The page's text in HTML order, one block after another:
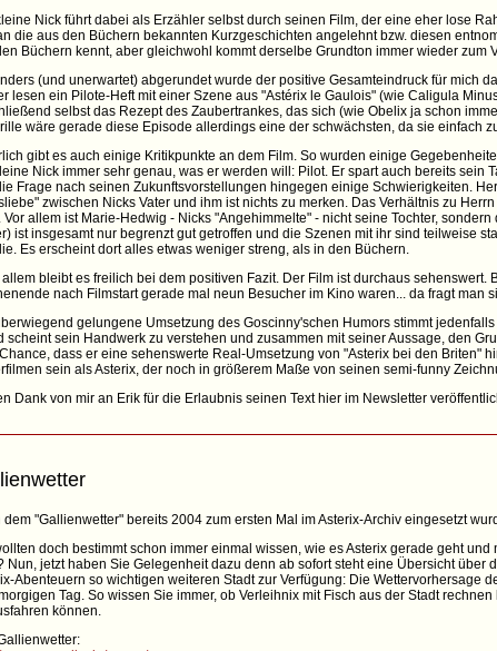
Nick führt dabei als Erzähler selbst durch seinen Film, der eine eher lose
die aus den Büchern bekannten Kurzgeschichten angelehnt bzw. diesen
Büchern kennt, aber gleichwohl kommt derselbe Grundton immer wieder zum
(und unerwartet) abgerundet wurde der positive Gesamteindruck für mich
lesen ein Pilote-Heft mit einer Szene aus "Astérix le Gaulois" (wie Caligula
selbst das Rezept des Zaubertrankes, das sich (wie Obelix ja schon
wäre gerade diese Episode allerdings eine der schwächsten, da sie einfach
gibt es auch einige Kritikpunkte an dem Film. So wurden einige
Nick immer sehr genau, was er werden will: Pilot. Er spart auch bereits
Frage nach seinen Zukunftsvorstellungen hingegen einige Schwierigkeiten.
zwischen Nicks Vater und ihm ist nichts zu merken. Das Verhältnis zu
Vor allem ist Marie-Hedwig - Nicks "Angehimmelte" - nicht seine Tochter,
ist insgesamt nur begrenzt gut getroffen und die Szenen mit ihr sind teilweise
Es erscheint dort alles etwas weniger streng, als in den Büchern.
allem bleibt es freilich bei dem positiven Fazit. Der Film ist durchaus
nach Filmstart gerade mal neun Besucher im Kino waren... da fragt
gelungene Umsetzung des Goscinny'schen Humors stimmt
scheint sein Handwerk zu verstehen und zusammen mit seiner Aussage, den
dass er eine sehenswerte Real-Umsetzung von "Asterix bei den Briten"
sein als Asterix, der noch in größerem Maße von seinen semi-funny
Dank von mir an Erik für die Erlaubnis seinen Text hier im Newsletter
dem "Gallienwetter" bereits 2004 zum ersten Mal im Asterix-Archiv eingesetzt
doch bestimmt schon immer einmal wissen, wie es Asterix gerade geht
Nun, jetzt haben Sie Gelegenheit dazu denn ab sofort steht eine Übersicht
Abenteuern so wichtigen weiteren Stadt zur Verfügung: Die Wettervorhersage
Tag. So wissen Sie immer, ob Verleihnix mit Fisch aus der Stadt
können.